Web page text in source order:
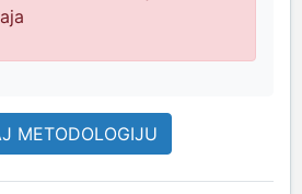
METODOLOGIJU